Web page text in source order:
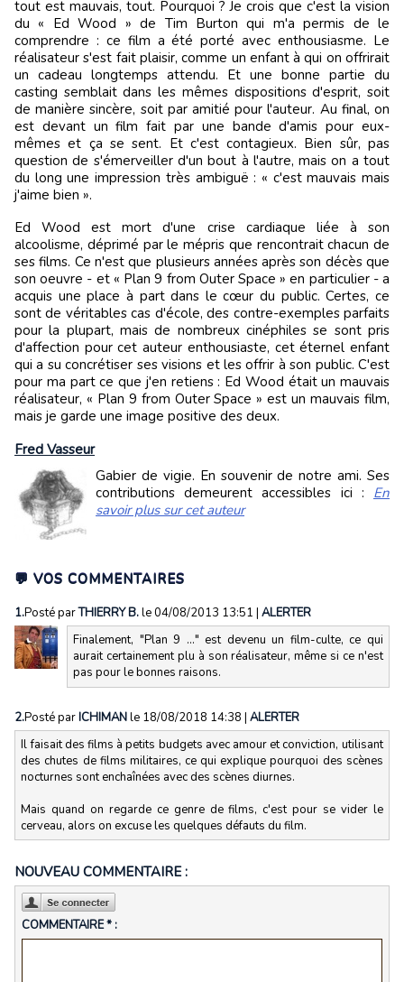
tout est mauvais, tout. Pourquoi ? Je crois que c'est la vision
du « Ed Wood » de Tim Burton qui m'a permis de le
comprendre : ce film a été porté avec enthousiasme. Le
réalisateur s'est fait plaisir, comme un enfant à qui on offrirait
un cadeau longtemps attendu. Et une bonne partie du
casting semblait dans les mêmes dispositions d'esprit, soit
de manière sincère, soit par amitié pour l'auteur. Au final, on
est devant un film fait par une bande d'amis pour eux-
mêmes et ça se sent. Et c'est contagieux. Bien sûr, pas
question de s'émerveiller d'un bout à l'autre, mais on a tout
du long une impression très ambiguë : « c'est mauvais mais
j'aime bien ».
Ed Wood est mort d'une crise cardiaque liée à son
alcoolisme, déprimé par le mépris que rencontrait chacun de
ses films. Ce n'est que plusieurs années après son décès que
son oeuvre - et « Plan 9 from Outer Space » en particulier - a
acquis une place à part dans le cœur du public. Certes, ce
sont de véritables cas d'école, des contre-exemples parfaits
pour la plupart, mais de nombreux cinéphiles se sont pris
d'affection pour cet auteur enthousiaste, cet éternel enfant
qui a su concrétiser ses visions et les offrir à son public. C'est
pour ma part ce que j'en retiens : Ed Wood était un mauvais
réalisateur, « Plan 9 from Outer Space » est un mauvais film,
mais je garde une image positive des deux.
Fred Vasseur
Gabier de vigie. En souvenir de notre ami. Ses
contributions demeurent accessibles ici : En
savoir plus sur cet auteur
💬 VOS COMMENTAIRES
1.Posté parTHIERRY B.le 04/08/2013 13:51 | ALERTER
Finalement, "Plan 9 ..." est devenu un film-culte, ce qui
aurait certainement plu à son réalisateur, même si ce n'est
pas pour le bonnes raisons.
2.Posté parICHIMANle 18/08/2018 14:38 | ALERTER
Il faisait des films à petits budgets avec amour et conviction, utilisant
des chutes de films militaires, ce qui explique pourquoi des scènes
nocturnes sont enchaînées avec des scènes diurnes.
Mais quand on regarde ce genre de films, c'est pour se vider le
cerveau, alors on excuse les quelques défauts du film.
NOUVEAU COMMENTAIRE :
COMMENTAIRE * :